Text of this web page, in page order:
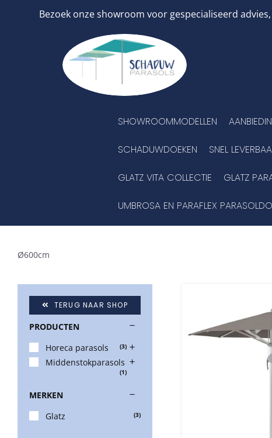
Bezoek onze showroom voor gespecialiseerd
SHOWROOMMODELLEN
SCHADUWDOEKEN SNEL
GLATZ VITA COLLECTIE GLATZ
UMBROSA EN PARAFLEX
Ø600cm
TERUG NAAR SHOP
PRODUCTEN
Horeca parasols
(3)
Middenstokparasols
(1)
MERKEN
Glatz
(3)